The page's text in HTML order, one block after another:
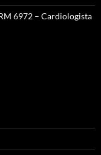
6972 – Cardiologista